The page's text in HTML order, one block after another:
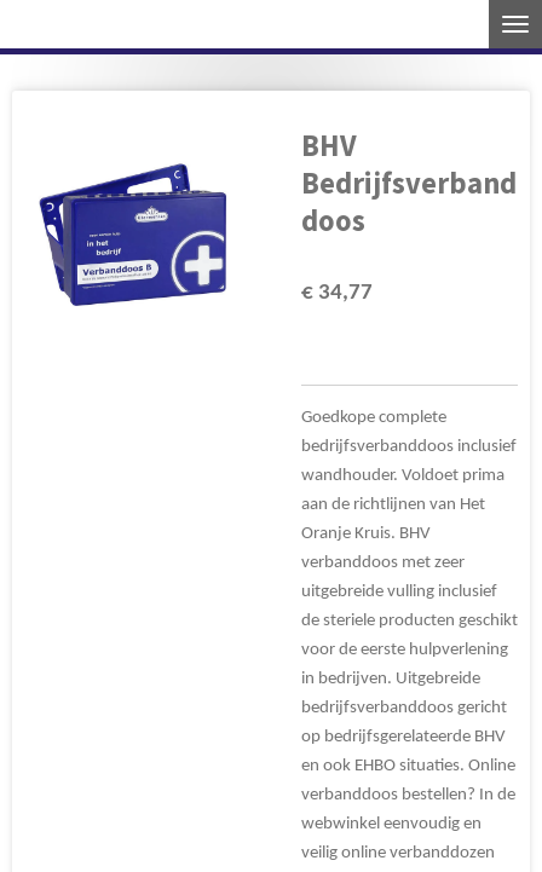
direct
BHV
Bedrijfsverband
doos
€ 34,77
Goedkope complete
bedrijfsverbanddoos inclusief
wandhouder. Voldoet prima
aan de richtlijnen van Het
Oranje Kruis. BHV
verbanddoos met zeer
uitgebreide vulling inclusief
de steriele producten geschikt
voor de eerste hulpverlening
in bedrijven. Uitgebreide
bedrijfsverbanddoos gericht
op bedrijfsgerelateerde BHV
en ook EHBO situaties. Online
verbanddoos bestellen? In de
webwinkel eenvoudig en
veilig online verbanddozen